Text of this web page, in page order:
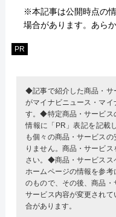
※本記事は公開時点の
場合があります。あら
PR
◆記事で紹介した商品・サ
がマイナビニュース・マイ
す。◆特定商品・サービス
情報に「PR」表記を記載
も個々の商品・サービス
りません。商品・サービ
さい。◆商品・サービスス
ホームページの情報を参
のもので、その後、商品
サービス内容が変更され
合があります。